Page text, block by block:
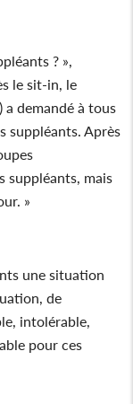
? »,
le sit-in, le
a demandé à tous
suppléants. Après
suppléants, mais
»
une situation
de
intolérable,
pour ces